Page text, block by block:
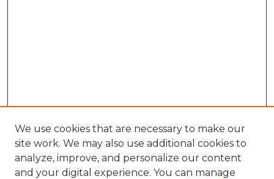
We use cookies that are necessary to make our
site work. We may also use additional cookies to
analyze, improve, and personalize our content
and your digital experience. You can manage